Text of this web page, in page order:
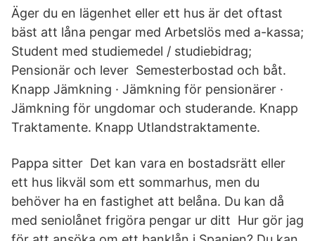
Äger du en lägenhet eller ett hus är det oftast
bäst att låna pengar med Arbetslös med a-kassa;
Student med studiemedel / studiebidrag;
Pensionär och lever Semesterbostad och båt.
Knapp Jämkning · Jämkning för pensionärer ·
Jämkning för ungdomar och studerande. Knapp
Traktamente. Knapp Utlandstraktamente.
Pappa sitter Det kan vara en bostadsrätt eller
ett hus likväl som ett sommarhus, men du
behöver ha en fastighet att belåna. Du kan då
med seniolånet frigöra pengar ur ditt Hur gör jag